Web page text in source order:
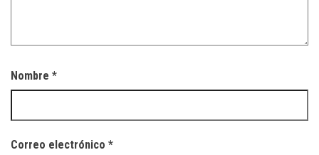
Nombre *
Correo electrónico *